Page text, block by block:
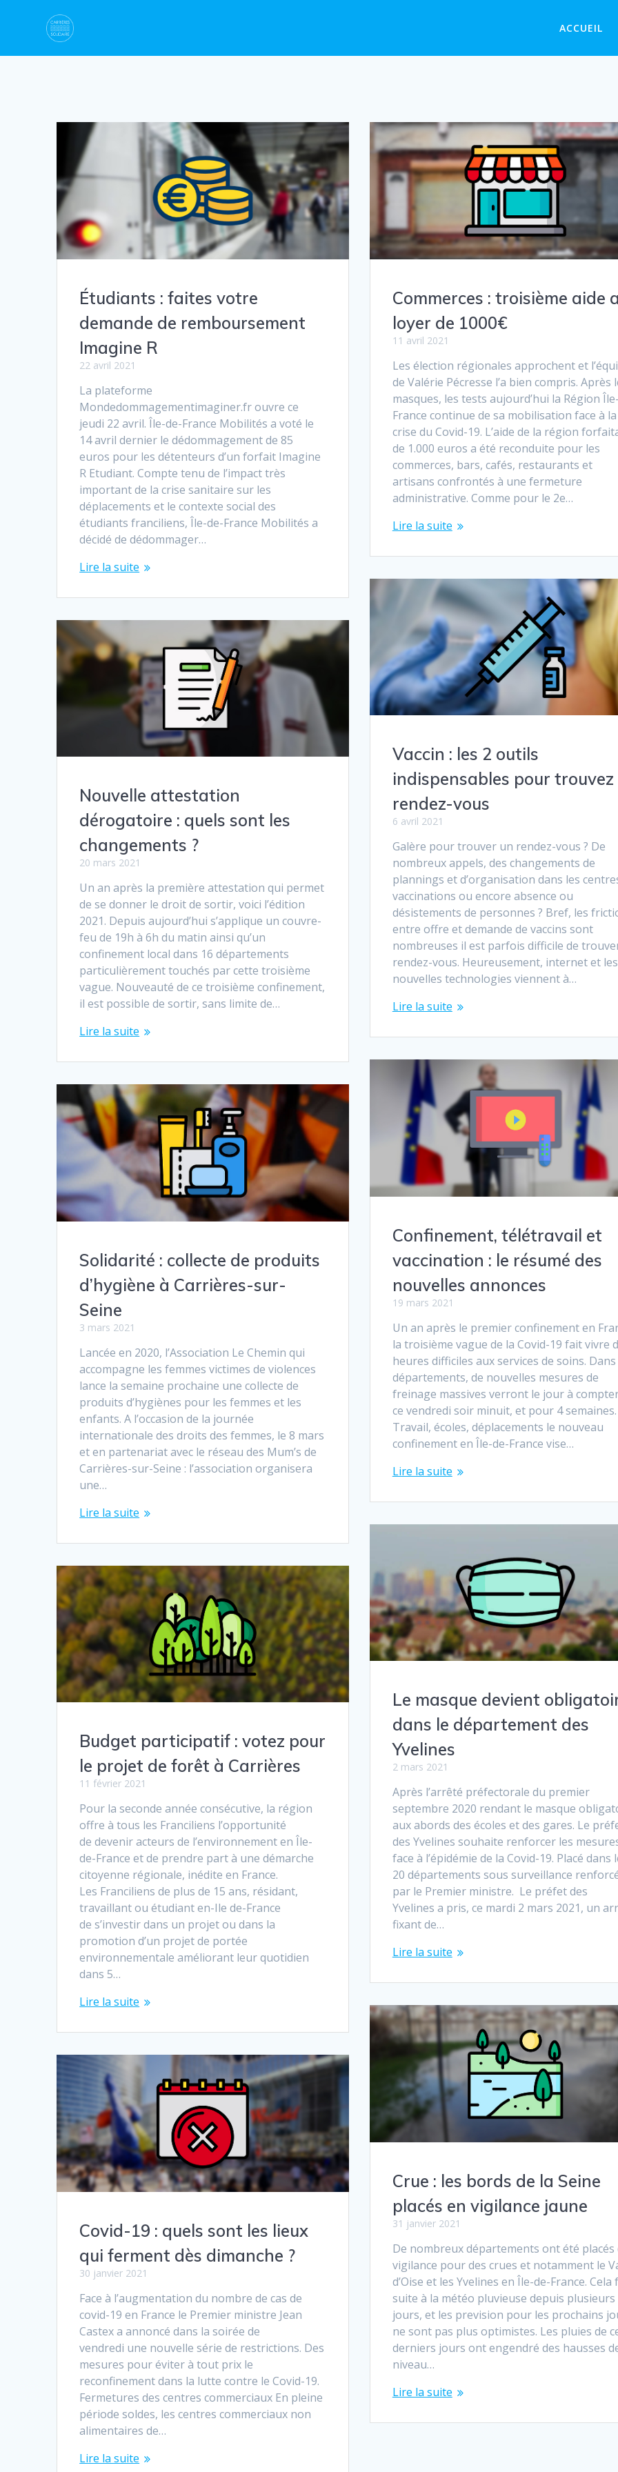
ACCUEIL
Étudiants : faites votre
demande de remboursement
Imagine R
22 avril 2021
La plateforme
Mondedommagementimaginer.fr ouvre ce
jeudi 22 avril. Île-de-France Mobilités a voté le
14 avril dernier le dédommagement de 85
euros pour les détenteurs d’un forfait Imagine
R Etudiant. Compte tenu de l’impact très
important de la crise sanitaire sur les
déplacements et le contexte social des
étudiants franciliens, Île-de-France Mobilités a
décidé de dédommager…
Lire la suite
Commerces : troisième aide
loyer de 1000€
11 avril 2021
Les élection régionales approchent et
de Valérie Pécresse l’a bien compris. Après
masques, les tests aujourd’hui la Région
France continue de sa mobilisation face à la
crise du Covid-19. L’aide de la région
de 1.000 euros a été reconduite pour les
commerces, bars, cafés, restaurants et
artisans confrontés à une fermeture
administrative. Comme pour le 2e…
Lire la suite
Vaccin : les 2 outils
indispensables pour trouvez
rendez-vous
6 avril 2021
Galère pour trouver un rendez-vous ? De
nombreux appels, des changements de
plannings et d’organisation dans les
vaccinations ou encore absence ou
désistements de personnes ? Bref, les
entre offre et demande de vaccins sont
nombreuses il est parfois difficile de
rendez-vous. Heureusement, internet et les
nouvelles technologies viennent à…
Lire la suite
Nouvelle attestation
dérogatoire : quels sont les
changements ?
20 mars 2021
Un an après la première attestation qui permet
de se donner le droit de sortir, voici l’édition
2021. Depuis aujourd’hui s’applique un couvre-
feu de 19h à 6h du matin ainsi qu’un
confinement local dans 16 départements
particulièrement touchés par cette troisième
vague. Nouveauté de ce troisième confinement,
il est possible de sortir, sans limite de…
Lire la suite
Confinement, télétravail et
vaccination : le résumé des
nouvelles annonces
19 mars 2021
Un an après le premier confinement en
la troisième vague de la Covid-19 fait vivre
heures difficiles aux services de soins. Dans
départements, de nouvelles mesures de
freinage massives verront le jour à
ce vendredi soir minuit, et pour 4 semaines.
Travail, écoles, déplacements le nouveau
confinement en Île-de-France vise…
Lire la suite
Solidarité : collecte de produits
d’hygiène à Carrières-sur-
Seine
3 mars 2021
Lancée en 2020, l’Association Le Chemin qui
accompagne les femmes victimes de violences
lance la semaine prochaine une collecte de
produits d’hygiènes pour les femmes et les
enfants. A l’occasion de la journée
internationale des droits des femmes, le 8 mars
et en partenariat avec le réseau des Mum’s de
Carrières-sur-Seine : l’association organisera
une…
Lire la suite
Le masque devient
dans le département des
Yvelines
2 mars 2021
Après l’arrêté préfectorale du premier
septembre 2020 rendant le masque
aux abords des écoles et des gares. Le
des Yvelines souhaite renforcer les
face à l’épidémie de la Covid-19. Placé dans
20 départements sous surveillance
par le Premier ministre. Le préfet des
Yvelines a pris, ce mardi 2 mars 2021, un
fixant de…
Lire la suite
Budget participatif : votez pour
le projet de forêt à Carrières
11 février 2021
Pour la seconde année consécutive, la région
offre à tous les Franciliens l’opportunité
de devenir acteurs de l’environnement en Île-
de-France et de prendre part à une démarche
citoyenne régionale, inédite en France.
Les Franciliens de plus de 15 ans, résidant,
travaillant ou étudiant en-Ile de-France
de s’investir dans un projet ou dans la
promotion d’un projet de portée
environnementale améliorant leur quotidien
dans 5…
Lire la suite
Crue : les bords de la Seine
placés en vigilance jaune
31 janvier 2021
De nombreux départements ont été placés
vigilance pour des crues et notamment le
d’Oise et les Yvelines en Île-de-France. Cela
suite à la météo pluvieuse depuis plusieurs
jours, et les prevision pour les prochains
ne sont pas plus optimistes. Les pluies de
derniers jours ont engendré des hausses
niveau…
Lire la suite
Covid-19 : quels sont les lieux
qui ferment dès dimanche ?
30 janvier 2021
Face à l’augmentation du nombre de cas de
covid-19 en France le Premier ministre Jean
Castex a annoncé dans la soirée de
vendredi une nouvelle série de restrictions. Des
mesures pour éviter à tout prix le
reconfinement dans la lutte contre le Covid-19.
Fermetures des centres commerciaux En pleine
période soldes, les centres commerciaux non
alimentaires de…
Lire la suite